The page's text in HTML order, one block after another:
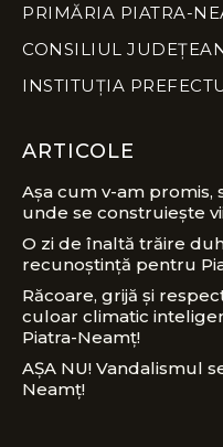
PRIMĂRIA PIATRA-
CONSILIUL
INSTITUȚIA
ARTICOLE
Așa cum v-am promis,
unde se construiește
O zi de înaltă trăire
recunoștință pentru
Răcoare, grijă și
culoar climatic
Piatra-Neamț!
AȘA NU! Vandalismul
Neamț!